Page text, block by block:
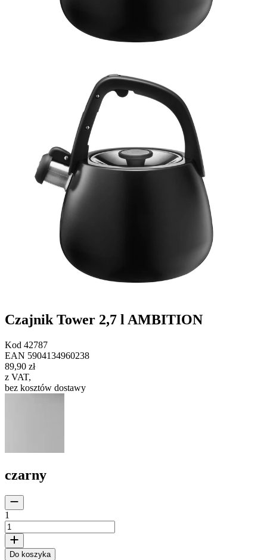
Czajnik Tower 2,7 l AMBITION
Kod 42787
EAN 5904134960238
89,90 zł
z VAT,
bez kosztów dostawy
czarny
1
Do koszyka